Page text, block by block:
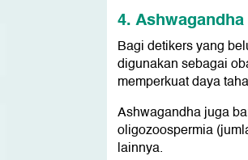
4. Ashwagandha
Bagi detikers yang
digunakan sebagai
memperkuat daya
Ashwagandha juga
oligozoospermia
lainnya.